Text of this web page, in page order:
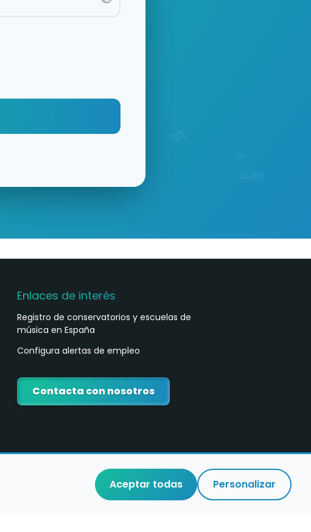
Enlaces de interés
Registro de conservatorios y escuelas de
música en España
Configura alertas de empleo
Contacta con nosotros
Aceptar todas Personalizar